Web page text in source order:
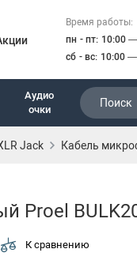
Время работы:
пн - пт: 10:00
сб - вс: 10:00
Аудио
очки
Jack Кабель
Proel
К сравнению